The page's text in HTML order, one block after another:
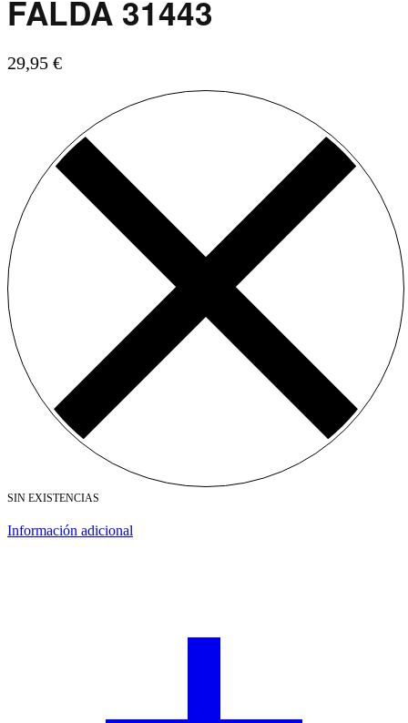
FALDA 31443
29,95 €
SIN EXISTENCIAS
Información adicional